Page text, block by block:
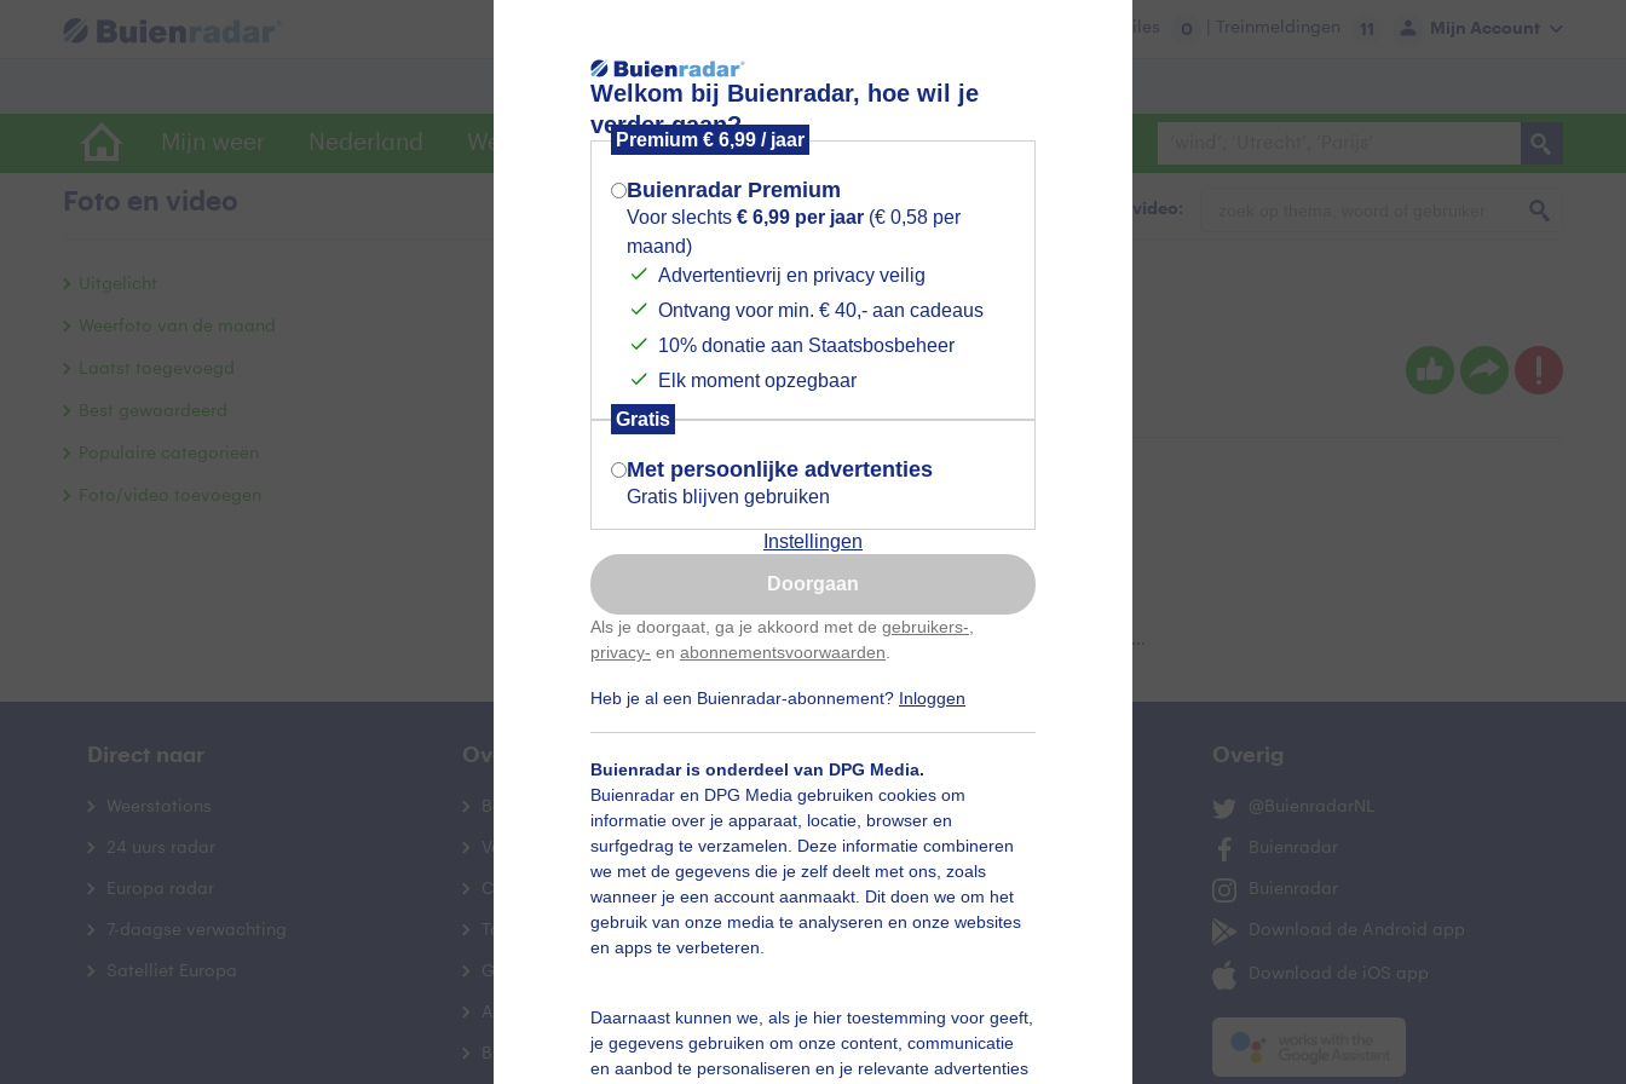
Welkom bij Buienradar, hoe wil je
verder gaan?
Premium € 6,99 / jaar
Buienradar Premium
Voor slechts € 6,99 per jaar (€ 0,58 per
maand)
Advertentievrij en privacy veilig
Ontvang voor min. € 40,- aan cadeaus
10% donatie aan Staatsbosbeheer
Elk moment opzegbaar
Gratis
Met persoonlijke advertenties
Gratis blijven gebruiken
Instellingen
Doorgaan
Als je doorgaat, ga je akkoord met de gebruikers-
privacy- en abonnementsvoorwaarden
Heb je al een Buienradar-abonnement? Inloggen
Buienradar is onderdeel van DPG Media.
Buienradar en DPG Media gebruiken cookies om
informatie over je apparaat, locatie, browser en
surfgedrag te verzamelen. Deze informatie combineren
we met de gegevens die je zelf deelt met ons, zoals
wanneer je een account aanmaakt. Dit doen we om het
gebruik van onze media te analyseren en onze websites
en apps te verbeteren.
Daarnaast kunnen we, als je hier toestemming voor geeft,
je gegevens gebruiken om onze content, communicatie
en aanbod te personaliseren en je relevante advertenties
Mijn Account
Files 0 | Treinmeldingen 11
Lees meer.
Mijn weer Nederland Wereldwijd Foto en video Weerzine
Foto en video Zoeken in foto & video:
Weerfoto
Gemaakt: 13-06-2026, 63x bekeken
Bekijk slideshow
Een moment geduld aub...
Uitgelicht
Weerfoto van de maand
Laatst toegevoegd
Best gewaardeerd
Populaire categorieën
Foto/video toevoegen
Direct naar
Weerstations
24 uurs radar
Europa radar
7-daagse verwachting
Satelliet Europa
Over Buienradar
Bedrijfsgegevens
Veelgestelde vragen
Contact
Toegankelijkheid
Gebruikersvoorwaarden
Adverteren
Buienradar Team
Overig
@BuienradarNL
Buienradar
Buienradar
Download de Android app
Download de iOS app
Mogen we je locatie gebruiken voor
het weer?
Indien je hier nog geen akkoord op hebt
gegeven, verschijnt er zo een pop-up uit
je browser waarin deze toestemming
gevraagd wordt.
Is goed, toon de popup
Nu niet, misschien later
Gebruik je Safari en wil je niet elke dag deze pop-up
Klikhierom dit aan te passen